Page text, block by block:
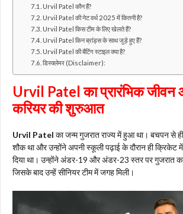
Urvil Patel कौन हैं?
Urvil Patel की नेट वर्थ 2025 में कितनी है?
Urvil Patel किस टीम के लिए खेलते हैं?
Urvil Patel किन ब्रांड्स के साथ जुड़े हुए हैं?
Urvil Patel की बैटिंग स्टाइल क्या है?
डिस्क्लेमर (Disclaimer):
Urvil Patel का प्रारंभिक
करियर की शुरुआत
Urvil Patel का जन्म गुजरात राज्य में हुआ था। बचपन से
शौक था और उन्होंने अपनी स्कूली पढ़ाई के दौरान ही क्रिकेट
दिया था। उन्होंने अंडर-19 और अंडर-23 स्तर पर गुजरात का
जिसके बाद उन्हें सीनियर टीम में जगह मिली।